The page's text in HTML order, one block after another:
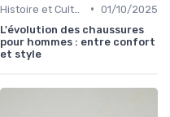
• 01/10/2025
L'évolution des chaussures
pour hommes : entre confort
et style